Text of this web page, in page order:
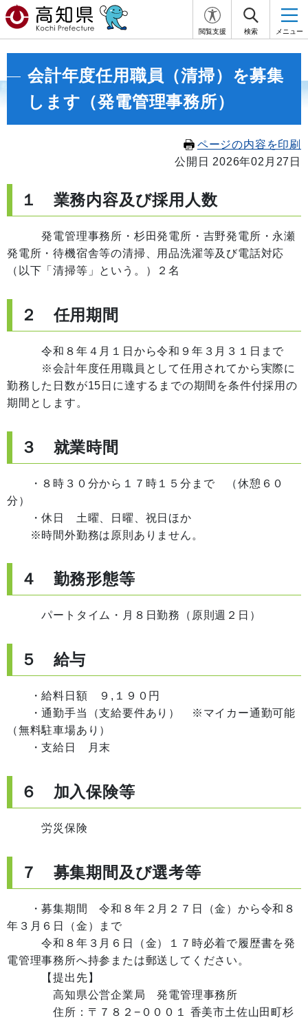
閲覧支援 検索 メニュー
会計年度任用職員（清掃）を募集
します（発電管理事務所）
ページの内容を印刷
公開日 2026年02月27日
１ 業務内容及び採用人数
発電管理事務所・杉田発電所・吉野発電所・永瀬
発電所・待機宿舎等の清掃、用品洗濯等及び電話対応
（以下「清掃等」という。）２名
２ 任用期間
令和８年４月１日から令和９年３月３１日まで
※会計年度任用職員として任用されてから実際に
勤務した日数が15日に達するまでの期間を条件付採用の
期間とします。
３ 就業時間
・８時３０分から１７時１５分まで （休憩６０
分）
・休日 土曜、日曜、祝日ほか
※時間外勤務は原則ありません。
４ 勤務形態等
パートタイム・月８日勤務（原則週２日）
５ 給与
・給料日額 ９,１９０円
・通勤手当（支給要件あり） ※マイカー通勤可能
（無料駐車場あり）
・支給日 月末
６ 加入保険等
労災保険
７ 募集期間及び選考等
・募集期間 令和８年２月２７日（金）から令和８
年３月６日（金）まで
令和８年３月６日（金）１７時必着で履歴書を発
電管理事務所へ持参または郵送してください。
【提出先】
高知県公営企業局 発電管理事務所
住所：〒７８２−０００１ 香美市土佐山田町杉